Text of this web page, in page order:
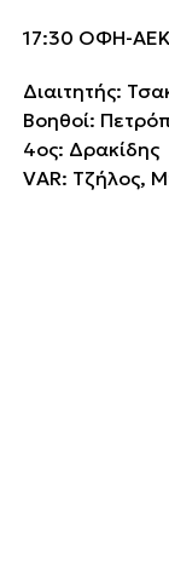
17:30 ΟΦΗ-ΑΕΚ
Διαιτητής:
Βοηθοί:
4ος: Δρακίδης
VAR: Τζήλος,